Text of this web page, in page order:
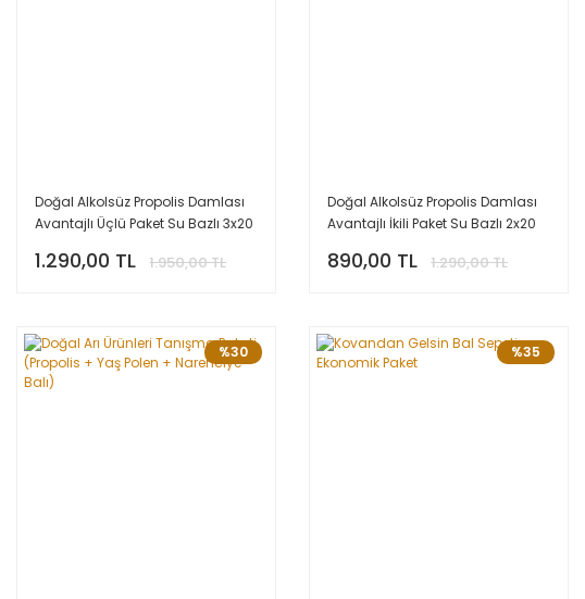
Doğal Alkolsüz Propolis Damlası
Avantajlı Üçlü Paket Su Bazlı 3x20
1.290,00 TL 1.950,00 TL
Doğal Alkolsüz Propolis Damlası
Avantajlı İkili Paket Su Bazlı 2x20
890,00 TL 1.290,00 TL
%30 %35